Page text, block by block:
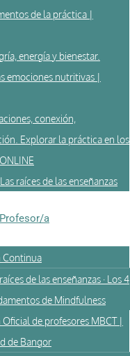
de la práctica |
energía y bienestar.
emociones nutritivas |
conexión,
Explorar la práctica en los
raíces de las enseñanzas
a
Continua
de las enseñanzas · Los 4
de Mindfulness
de profesores MBCT |
de Bangor